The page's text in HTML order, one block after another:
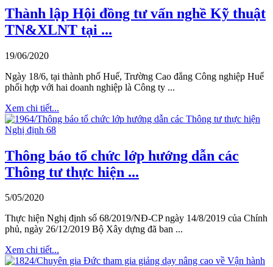
Thành lập Hội đồng tư vấn nghề Kỹ thuật
TN&XLNT tại ...
19/06/2020
Ngày 18/6, tại thành phố Huế, Trường Cao đẳng Công nghiệp Huế
phối hợp với hai doanh nghiệp là Công ty ...
Xem chi tiết...
Thông báo tổ chức lớp hướng dẫn các
Thông tư thực hiện ...
5/05/2020
Thực hiện Nghị định số 68/2019/NĐ-CP ngày 14/8/2019 của Chính
phủ, ngày 26/12/2019 Bộ Xây dựng đã ban ...
Xem chi tiết...